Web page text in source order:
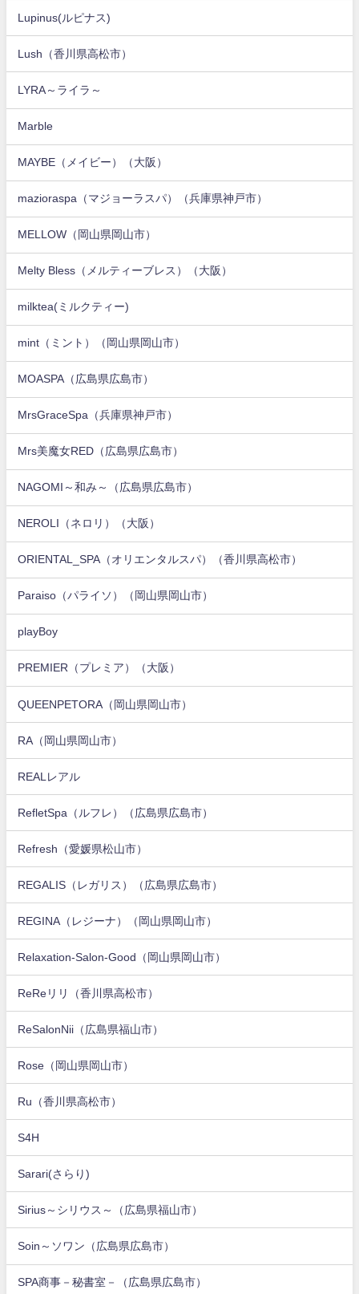
Lupinus(ルピナス)
Lush（香川県高松市）
LYRA～ライラ～
Marble
MAYBE（メイビー）（大阪）
mazioraspa（マジョーラスパ）（兵庫県神戸市）
MELLOW（岡山県岡山市）
Melty Bless（メルティーブレス）（大阪）
milktea(ミルクティー)
mint（ミント）（岡山県岡山市）
MOASPA（広島県広島市）
MrsGraceSpa（兵庫県神戸市）
Mrs美魔女RED（広島県広島市）
NAGOMI～和み～（広島県広島市）
NEROLI（ネロリ）（大阪）
ORIENTAL_SPA（オリエンタルスパ）（香川県高松市）
Paraiso（パライソ）（岡山県岡山市）
playBoy
PREMIER（プレミア）（大阪）
QUEENPETORA（岡山県岡山市）
RA（岡山県岡山市）
REALレアル
RefletSpa（ルフレ）（広島県広島市）
Refresh（愛媛県松山市）
REGALIS（レガリス）（広島県広島市）
REGINA（レジーナ）（岡山県岡山市）
Relaxation-Salon-Good（岡山県岡山市）
ReReリリ（香川県高松市）
ReSalonNii（広島県福山市）
Rose（岡山県岡山市）
Ru（香川県高松市）
S4H
Sarari(さらり)
Sirius～シリウス～（広島県福山市）
Soin～ソワン（広島県広島市）
SPA商事－秘書室－（広島県広島市）